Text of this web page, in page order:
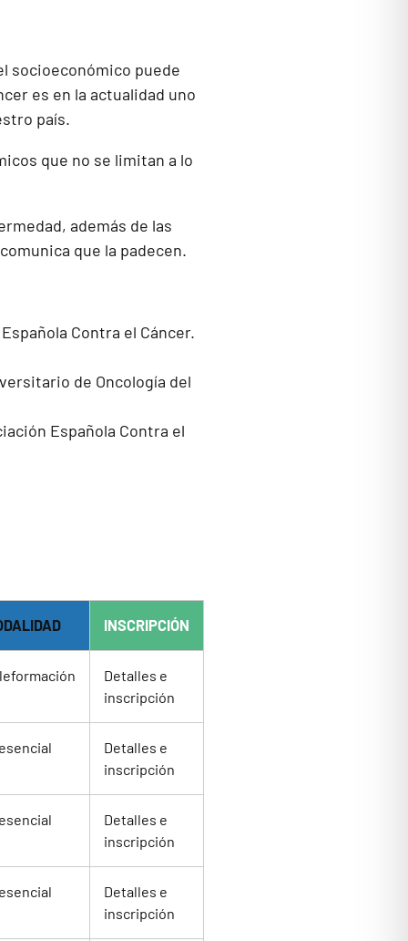
socioeconómico puede
es en la actualidad uno
país.
que no se limitan a lo
además de las
que la padecen.
Contra el Cáncer.
de Oncología del
Española Contra el
INSCRIPCIÓN
Detalles e
inscripción
Detalles e
inscripción
Detalles e
inscripción
Detalles e
inscripción